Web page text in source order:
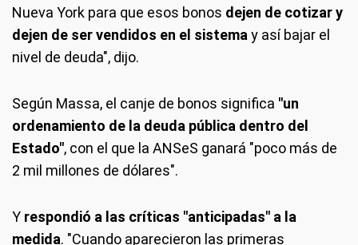
Nueva York para que esos bonos dejen de cotizar y
dejen de ser vendidos en el sistema y así bajar el
nivel de deuda", dijo.
Según Massa, el canje de bonos significa "un
ordenamiento de la deuda pública dentro del
Estado", con el que la ANSeS ganará "poco más de
2 mil millones de dólares".
Y respondió a las críticas "anticipadas" a la
medida. "Cuando aparecieron las primeras